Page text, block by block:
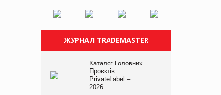
ЖУРНАЛ TRADEMASTER
Каталог Головних
Проєктів
PrivateLabel –
2026